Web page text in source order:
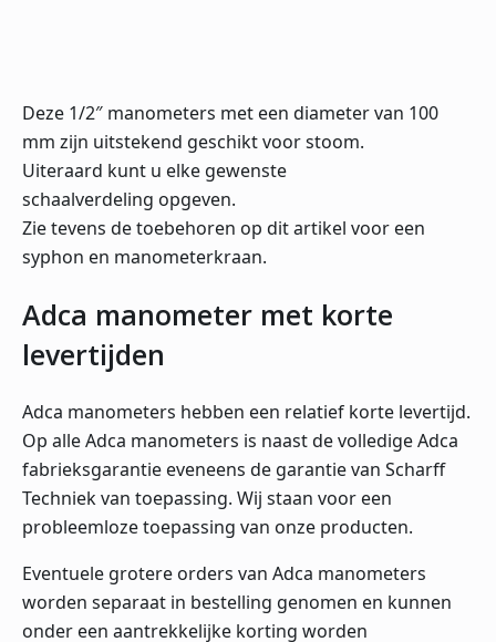
Deze 1/2″ manometers met een diameter van 100
mm zijn uitstekend geschikt voor stoom.
Uiteraard kunt u elke gewenste
schaalverdeling opgeven.
Zie tevens de toebehoren op dit artikel voor een
syphon en manometerkraan.
Adca manometer met korte
levertijden
Adca manometers hebben een relatief korte levertijd.
Op alle Adca manometers is naast de volledige Adca
fabrieksgarantie eveneens de garantie van Scharff
Techniek van toepassing. Wij staan voor een
probleemloze toepassing van onze producten.
Eventuele grotere orders van Adca manometers
worden separaat in bestelling genomen en kunnen
onder een aantrekkelijke korting worden